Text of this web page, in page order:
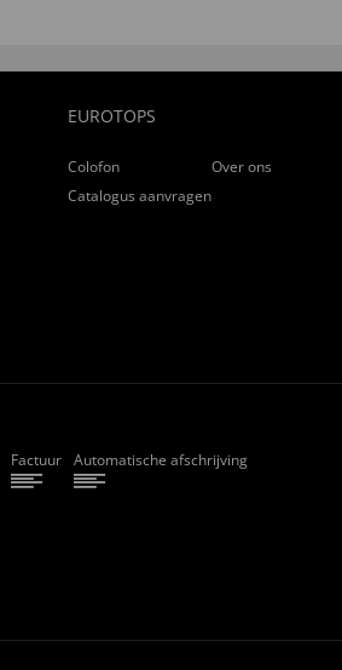
EUROTOPS
Colofon Over ons
Catalogus aanvragen
Factuur Automatische afschrijving